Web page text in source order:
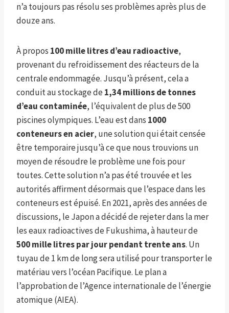
n’a toujours pas résolu ses problèmes après plus de
douze ans.
À propos 100 mille litres d’eau radioactive,
provenant du refroidissement des réacteurs de la
centrale endommagée. Jusqu’à présent, cela a
conduit au stockage de 1,34 millions de tonnes
d’eau contaminée, l’équivalent de plus de 500
piscines olympiques. L’eau est dans 1000
conteneurs en acier, une solution qui était censée
être temporaire jusqu’à ce que nous trouvions un
moyen de résoudre le problème une fois pour
toutes. Cette solution n’a pas été trouvée et les
autorités affirment désormais que l’espace dans les
conteneurs est épuisé. En 2021, après des années de
discussions, le Japon a décidé de rejeter dans la mer
les eaux radioactives de Fukushima, à hauteur de
500 mille litres par jour pendant trente ans. Un
tuyau de 1 km de long sera utilisé pour transporter le
matériau vers l’océan Pacifique. Le plan a
l’approbation de l’Agence internationale de l’énergie
atomique (AIEA).